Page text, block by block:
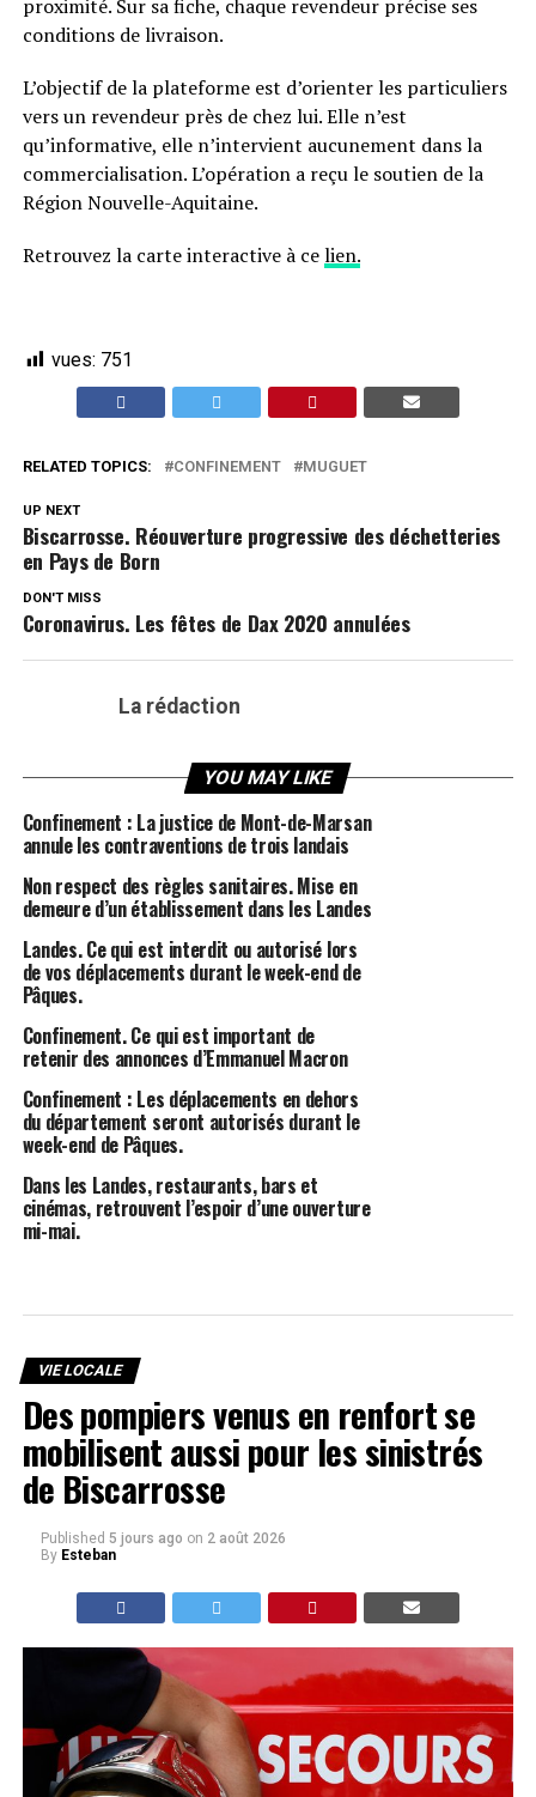
proximité. Sur sa fiche, chaque revendeur précise ses
conditions de livraison.
L’objectif de la plateforme est d’orienter les particuliers
vers un revendeur près de chez lui. Elle n’est
qu’informative, elle n’intervient aucunement dans la
commercialisation. L’opération a reçu le soutien de la
Région Nouvelle-Aquitaine.
Retrouvez la carte interactive à celien.
vues: 751
RELATED TOPICS: CONFINEMENT MUGUET
UP NEXT
Biscarrosse. Réouverture progressive des déchetteries
en Pays de Born
DON'T MISS
Coronavirus. Les fêtes de Dax 2020 annulées
La rédaction
YOU MAY LIKE
Confinement : La justice de Mont-de-Marsan
annule les contraventions de trois landais
Non respect des règles sanitaires. Mise en
demeure d’un établissement dans les Landes
Landes. Ce qui est interdit ou autorisé lors
de vos déplacements durant le week-end de
Pâques.
Confinement. Ce qui est important de
retenir des annonces d’Emmanuel Macron
Confinement : Les déplacements en dehors
du département seront autorisés durant le
week-end de Pâques.
Dans les Landes, restaurants, bars et
cinémas, retrouvent l’espoir d’une ouverture
mi-mai.
VIE LOCALE
Des pompiers venus en renfort se
mobilisent aussi pour les sinistrés
de Biscarrosse
Published 5 jours ago on 2 août 2026
By Esteban